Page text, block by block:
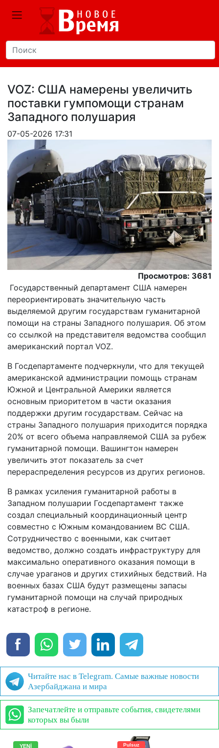
VOZ: США намерены увеличить
поставки гумпомощи странам
Западного полушария
07-05-2026 17:31
Просмотров: 3681
Государственный департамент США намерен
переориентировать значительную часть
выделяемой другим государствам гуманитарной
помощи на страны Западного полушария. Об этом
со ссылкой на представителя ведомства сообщил
американский портал VOZ.
В Госдепартаменте подчеркнули, что для текущей
американской администрации помощь странам
Южной и Центральной Америки является
основным приоритетом в части оказания
поддержки другим государствам. Сейчас на
страны Западного полушария приходится порядка
20% от всего объема направляемой США за рубеж
гуманитарной помощи. Вашингтон намерен
увеличить этот показатель за счет
перераспределения ресурсов из других регионов.
В рамках усиления гуманитарной работы в
Западном полушарии Госдепартамент также
создал специальный координационный центр
совместно с Южным командованием ВС США.
Сотрудничество с военными, как считает
ведомство, должно создать инфраструктуру для
максимально оперативного оказания помощи в
случае ураганов и других стихийных бедствий. На
военных базах США будут размещены запасы
гуманитарной помощи на случай природных
катастроф в регионе.
Читайте нас в Telegram. Самые важные новости
Азербайджана и мира
Запечатлейте и отправьте события, свидетелями
которых вы были